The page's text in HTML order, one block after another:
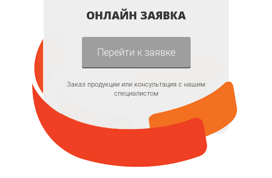
ОНЛАЙН ЗАЯВКА
Перейти к заявке
Заказ продукции или консультация с нашим
специалистом